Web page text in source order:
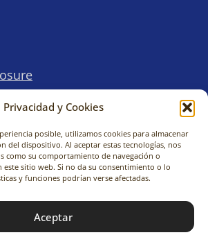
Privacidad y Cookies
posible, utilizamos cookies para almacenar
del dispositivo. Al aceptar estas tecnologías, nos
como su comportamiento de navegación o
este sitio web. Si no da su consentimiento o lo
y funciones podrían verse afectadas.
Aceptar
Travel Co., Ltd. All rights